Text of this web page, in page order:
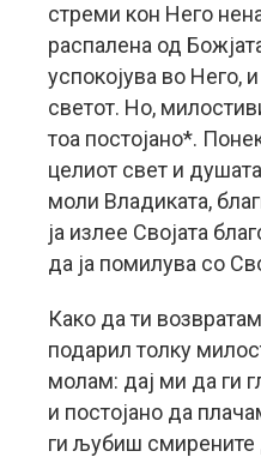
стреми кон Него
распалена од
успокојува во Него,
светот. Но,
тоа постојано*.
целиот свет и
моли Владиката,
ја излее Својата
да ја помилува со
Како да ти
подарил толку
молам: дај ми да ги
и постојано да
ги љубиш